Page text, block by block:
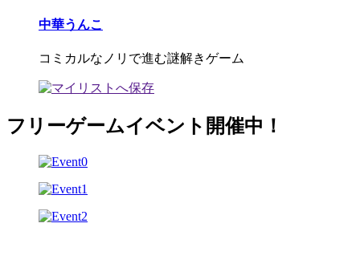
中華うんこ
コミカルなノリで進む謎解きゲーム
フリーゲームイベント開催中！